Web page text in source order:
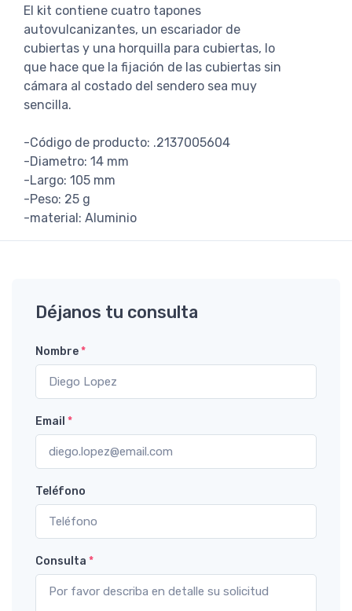
El kit contiene cuatro tapones
autovulcanizantes, un escariador de
cubiertas y una horquilla para cubiertas, lo
que hace que la fijación de las cubiertas sin
cámara al costado del sendero sea muy
sencilla.
-Código de producto: .2137005604
-Diametro: 14 mm
-Largo: 105 mm
-Peso: 25 g
-material: Aluminio
Déjanos tu consulta
Nombre*
Email *
Teléfono
Consulta *